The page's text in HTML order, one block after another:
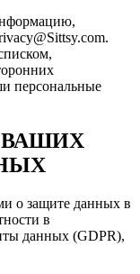
персональные
о защите данных в
в
данных (GDPR),